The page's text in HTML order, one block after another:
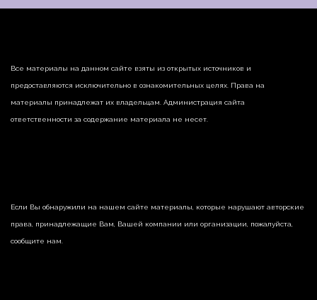
Все материалы на данном сайте взяты из открытых источников и
предоставляются исключительно в ознакомительных целях. Права на
материалы принадлежат их владельцам. Администрация сайта
ответственности за содержание материала не несет.
Если Вы обнаружили на нашем сайте материалы, которые нарушают авторские
права, принадлежащие Вам, Вашей компании или организации, пожалуйста,
сообщите нам.